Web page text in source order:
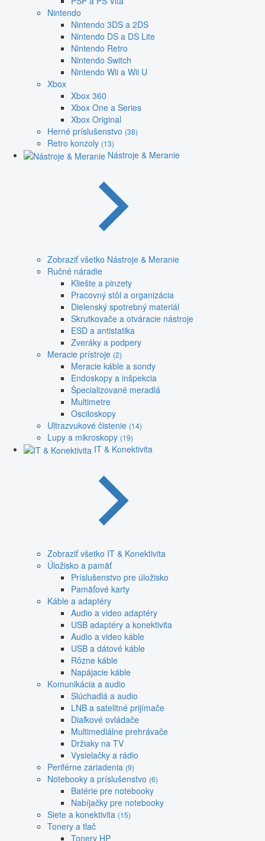
Nintendo
Nintendo 3DS a 2DS
Nintendo DS a DS Lite
Nintendo Retro
Nintendo Switch
Nintendo Wii a Wii U
Xbox
Xbox 360
Xbox One a Series
Xbox Original
Herné príslušenstvo (38)
Retro konzoly (13)
Nástroje & Meranie
Zobraziť všetko Nástroje & Meranie
Ručné náradie
Kliešte a pinzety
Pracovný stôl a organizácia
Dielenský spotrebný materiál
Skrutkovače a otváracie nástroje
ESD a antistatika
Zveráky a podpery
Meracie prístroje (2)
Meracie káble a sondy
Endoskopy a inšpekcia
Špecializované meradlá
Multimetre
Osciloskopy
Ultrazvukové čistenie (14)
Lupy a mikroskopy (19)
IT & Konektivita
Zobraziť všetko IT & Konektivita
Úložisko a pamäť
Príslušenstvo pre úložisko
Pamäťové karty
Káble a adaptéry
Audio a video adaptéry
USB adaptéry a konektivita
Audio a video káble
USB a dátové káble
Rôzne káble
Napájacie káble
Komunikácia a audio
Slúchadlá a audio
LNB a satelitné prijímače
Diaľkové ovládače
Multimediálne prehrávače
Držiaky na TV
Vysielačky a rádio
Periférne zariadenia (9)
Notebooky a príslušenstvo (6)
Batérie pre notebooky
Nabíjačky pre notebooky
Siete a konektivita (15)
Tonery a tlač
Tonery HP